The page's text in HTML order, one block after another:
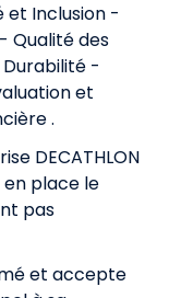
et Inclusion -
Qualité des
-
et
.
DECATHLON
place le
pas
et accepte